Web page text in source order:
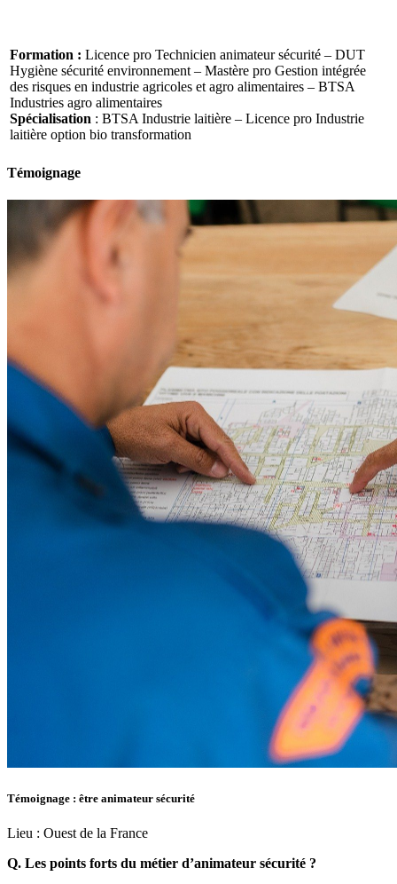
Formation : Licence pro Technicien animateur sécurité – DUT
Hygiène sécurité environnement – Mastère pro Gestion intégrée
des risques en industrie agricoles et agro alimentaires – BTSA
Industries agro alimentaires
Spécialisation : BTSA Industrie laitière – Licence pro Industrie
laitière option bio transformation
Témoignage
Témoignage : être animateur sécurité
Lieu : Ouest de la France
Q. Les points forts du métier d’animateur sécurité ?